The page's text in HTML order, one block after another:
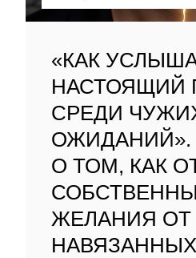
«КАК
НАСТОЯЩИЙ
СРЕДИ
ОЖИДАНИЙ».
О ТОМ, КАК
ЖЕЛАНИЯ ОТ
НАВЯЗАННЫХ